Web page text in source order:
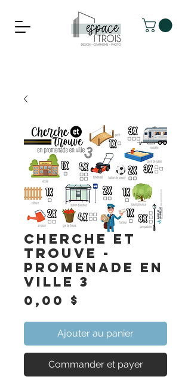
CHERCHE ET
TROUVE -
Promenade en
ville 3
0,00 $
Ajouter au panier
Commander et payer